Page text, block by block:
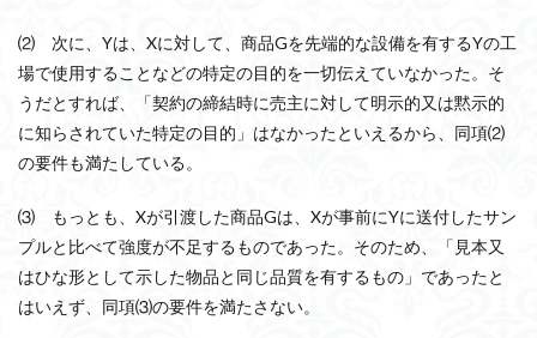
⑵ 次に、Yは、Xに対して、商品Gを先端的な設備を有するYの工
場で使用することなどの特定の目的を一切伝えていなかった。そ
うだとすれば、「契約の締結時に売主に対して明示的又は黙示的
に知らされていた特定の目的」はなかったといえるから、同項⑵
の要件も満たしている。
⑶ もっとも、Xが引渡した商品Gは、Xが事前にYに送付したサン
プルと比べて強度が不足するものであった。そのため、「見本又
はひな形として示した物品と同じ品質を有するもの」であったと
はいえず、同項⑶の要件を満たさない。